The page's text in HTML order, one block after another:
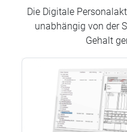
Die Digitale
unabhängig von der
Gehalt